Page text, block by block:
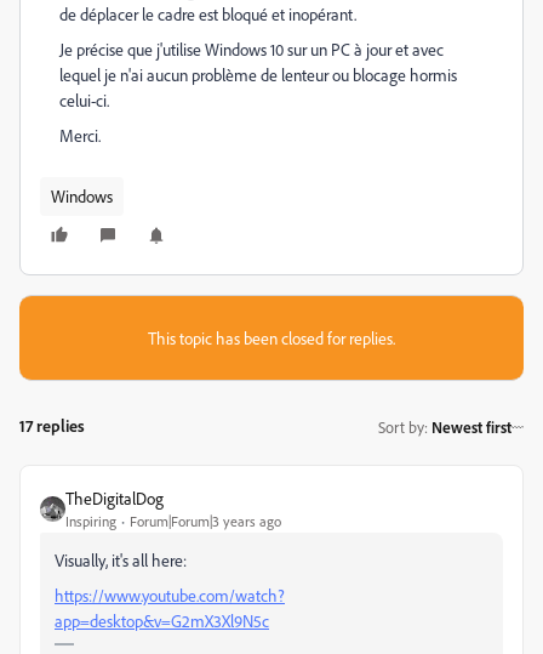
de déplacer le cadre est bloqué et inopérant.
Je précise que j'utilise Windows 10 sur un PC à jour et avec
lequel je n'ai aucun problème de lenteur ou blocage hormis
celui-ci.
Merci.
Windows
This topic has been closed for replies.
17 replies Sort by: Newest first
TheDigitalDog
Inspiring Forum|Forum|3 years ago
Visually, it's all here:
https://www.youtube.com/watch?
app=desktop&v=G2mX3Xl9N5c